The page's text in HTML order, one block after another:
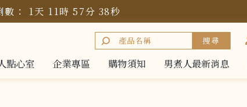
數： 1天 11時57分 36秒
點心室
企業專區
購物須知
男煮人最新消息